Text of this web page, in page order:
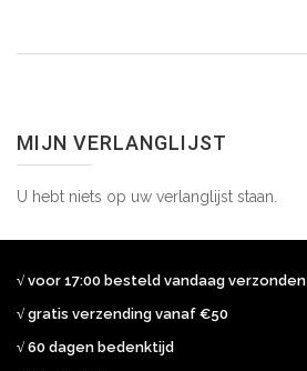
MIJN VERLANGLIJST
U hebt niets op uw verlanglijst staan.
√ voor 17:00 besteld vandaag verzonden
√ gratis verzending vanaf €50
√ 60 dagen bedenktijd